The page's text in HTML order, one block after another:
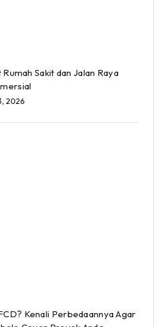
Sakit dan Jalan Raya
2026
Kenali Perbedaannya Agar